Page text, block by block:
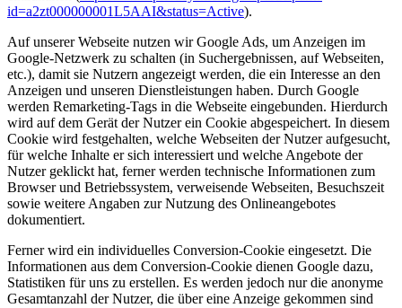
id=a2zt000000001L5AAI&status=Active).
Auf unserer Webseite nutzen wir Google Ads, um Anzeigen im
Google-Netzwerk zu schalten (in Suchergebnissen, auf Webseiten,
etc.), damit sie Nutzern angezeigt werden, die ein Interesse an den
Anzeigen und unseren Dienstleistungen haben. Durch Google
werden Remarketing-Tags in die Webseite eingebunden. Hierdurch
wird auf dem Gerät der Nutzer ein Cookie abgespeichert. In diesem
Cookie wird festgehalten, welche Webseiten der Nutzer aufgesucht,
für welche Inhalte er sich interessiert und welche Angebote der
Nutzer geklickt hat, ferner werden technische Informationen zum
Browser und Betriebssystem, verweisende Webseiten, Besuchszeit
sowie weitere Angaben zur Nutzung des Onlineangebotes
dokumentiert.
Ferner wird ein individuelles Conversion-Cookie eingesetzt. Die
Informationen aus dem Conversion-Cookie dienen Google dazu,
Statistiken für uns zu erstellen. Es werden jedoch nur die anonyme
Gesamtanzahl der Nutzer, die über eine Anzeige gekommen sind